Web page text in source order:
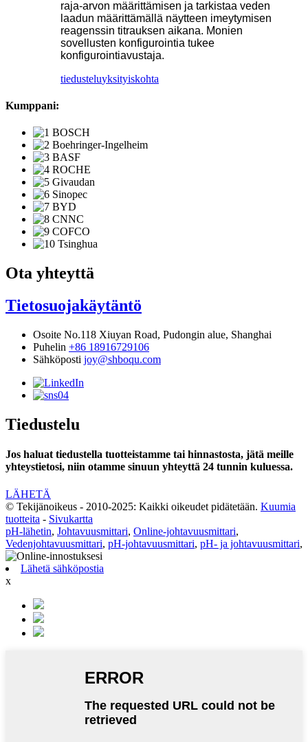
raja-arvon määrittämisen ja tarkistaa veden
laadun määrittämällä näytteen imeytymisen
reagenssin titrauksen aikana. Monien
sovellusten konfigurointia tukee
konfigurointiavustaja.
tiedusteluyksityiskohta
Kumppani:
Ota yhteyttä
Tietosuojakäytäntö
Osoite No.118 Xiuyan Road, Pudongin alue, Shanghai
Puhelin +86 18916729106
Sähköposti joy@shboqu.com
Tiedustelu
Jos haluat tiedustella tuotteistamme tai hinnastosta, jätä meille
yhteystietosi, niin otamme sinuun yhteyttä 24 tunnin kuluessa.
LÄHETÄ
© Tekijänoikeus - 2010-2025: Kaikki oikeudet pidätetään. Kuumia
tuotteita - Sivukartta
pH-lähetin, Johtavuusmittari, Online-johtavuusmittari,
Vedenjohtavuusmittari, pH-johtavuusmittari, pH- ja johtavuusmittari,
Lähetä sähköpostia
x